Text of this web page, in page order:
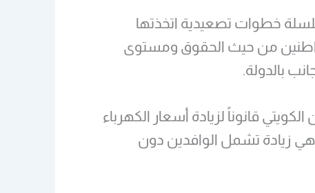
خطوات تصعيدية اتخذتها
من حيث الحقوق ومستوى
بالدولة.
أقر البرلمان الكويتي قانوناً لزيادة أسعار الكهرباء
وهي زيادة تشمل الوافدين دون